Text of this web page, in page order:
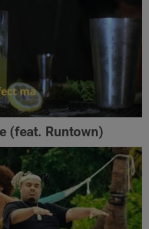
(feat. Runtown)